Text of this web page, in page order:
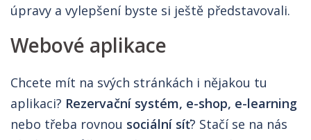
úpravy a vylepšení byste si ještě představovali.
Webové aplikace
Chcete mít na svých stránkách i nějakou tu
aplikaci? Rezervační systém, e-shop, e-learning
nebo třeba rovnou sociální síť? Stačí se na nás